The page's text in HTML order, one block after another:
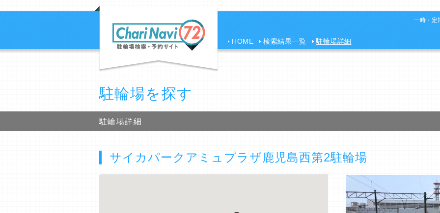
一時・定
HOME 検索結果一覧 駐輪場詳細
駐輪場を探す
駐輪場詳細
サイカパークアミュプラザ鹿児島西第2駐輪場